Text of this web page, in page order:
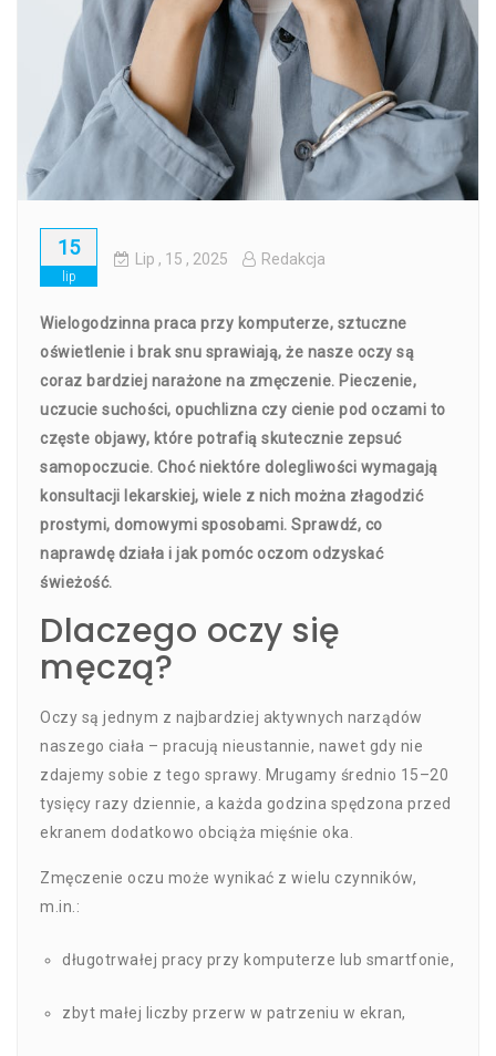
15
lip
Lip , 15 , 2025 Redakcja
Wielogodzinna praca przy komputerze, sztuczne
oświetlenie i brak snu sprawiają, że nasze oczy są
coraz bardziej narażone na zmęczenie. Pieczenie,
uczucie suchości, opuchlizna czy cienie pod oczami to
częste objawy, które potrafią skutecznie zepsuć
samopoczucie. Choć niektóre dolegliwości wymagają
konsultacji lekarskiej, wiele z nich można złagodzić
prostymi, domowymi sposobami. Sprawdź, co
naprawdę działa i jak pomóc oczom odzyskać
świeżość.
Dlaczego oczy się
męczą?
Oczy są jednym z najbardziej aktywnych narządów
naszego ciała – pracują nieustannie, nawet gdy nie
zdajemy sobie z tego sprawy. Mrugamy średnio 15–20
tysięcy razy dziennie, a każda godzina spędzona przed
ekranem dodatkowo obciąża mięśnie oka.
Zmęczenie oczu może wynikać z wielu czynników,
m.in.:
długotrwałej pracy przy komputerze lub smartfonie,
zbyt małej liczby przerw w patrzeniu w ekran,